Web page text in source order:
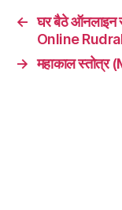
← घर बैठे
Online
→ महाकाल